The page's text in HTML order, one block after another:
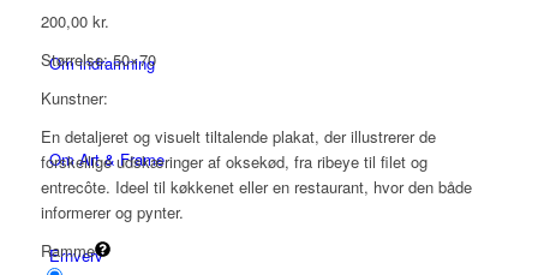
Om indramning
Om Art & Frame
Erhverv
200,00 kr.
Størrelse: 50×70
Kunstner:
En detaljeret og visuelt tiltalende plakat, der illustrerer de
forskellige udskæringer af oksekød, fra ribeye til filet og
entrecôte. Ideel til køkkenet eller en restaurant, hvor den både
informerer og pynter.
Ramme